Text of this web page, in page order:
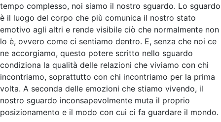
tempo complesso, noi siamo il nostro sguardo. Lo sguardo
è il luogo del corpo che più comunica il nostro stato
emotivo agli altri e rende visibile ciò che normalmente non
lo è, ovvero come ci sentiamo dentro. E, senza che noi ce
ne accorgiamo, questo potere scritto nello sguardo
condiziona la qualità delle relazioni che viviamo con chi
incontriamo, soprattutto con chi incontriamo per la prima
volta. A seconda delle emozioni che stiamo vivendo, il
nostro sguardo inconsapevolmente muta il proprio
posizionamento e il modo con cui ci fa guardare il mondo.